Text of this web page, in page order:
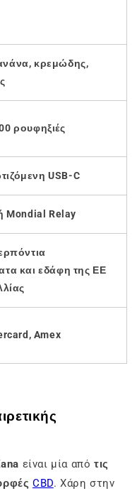
κρεμώδης,
ρουφηξιές
USB-C
Mondial Relay
και εδάφη της ΕΕ
Amex
είναι μία απότις
CBD. Χάρη στην